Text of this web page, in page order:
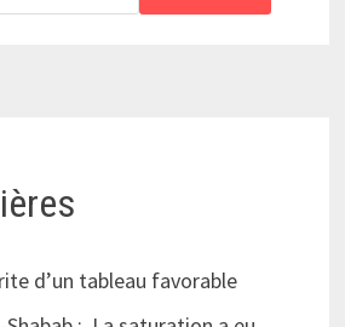
d’un tableau favorable